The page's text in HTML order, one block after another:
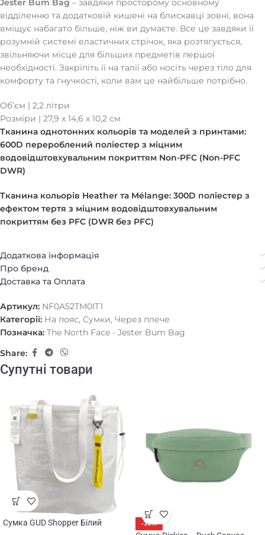
Jester Bum Bag – завдяки просторому основному
відділенню та додатковій кишені на блискавці зовні, вона
вміщує набагато більше, ніж ви думаєте. Все це завдяки її
розумній системі еластичних стрічок, яка розтягується,
звільняючи місце для більших предметів першої
необхідності. Закріпіть її на талії або носіть через тіло для
комфорту та гнучкості, коли вам це найбільше потрібно.
Об’єм | 2,2 літри
Розміри | 27,9 x 14,6 x 10,2 см
Тканина однотонних кольорів та моделей з принтами:
600D перероблений поліестер з міцним
водовідштовхувальним покриттям Non-PFC (Non-PFC
DWR)
Тканина кольорів Heather та Mélange: 300D поліестер з
ефектом тертя з міцним водовідштовхувальним
покриттям без PFC (DWR без PFC)
Додаткова інформація
Про бренд
Доставка та Оплата
Артикул: NF0A52TM0IT1
Категорії: На пояс, Сумки, Через плече
Позначка: The North Face - Jester Bum Bag
Share:
Супутні товари
Сумка GUD Shopper Білий -30%